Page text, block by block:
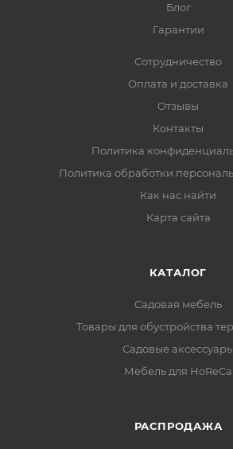
Блог
Гарантии
Сотрудничество
Оплата и доставка
Отзывы
Контакты
Политика
Политика обработки
Как нас найти
Карта сайта
КАТАЛОГ
Садовая мебель
Товары для обустройства
Садовые аксессуары
Мебель для HoReCa
РАСПРОДАЖА